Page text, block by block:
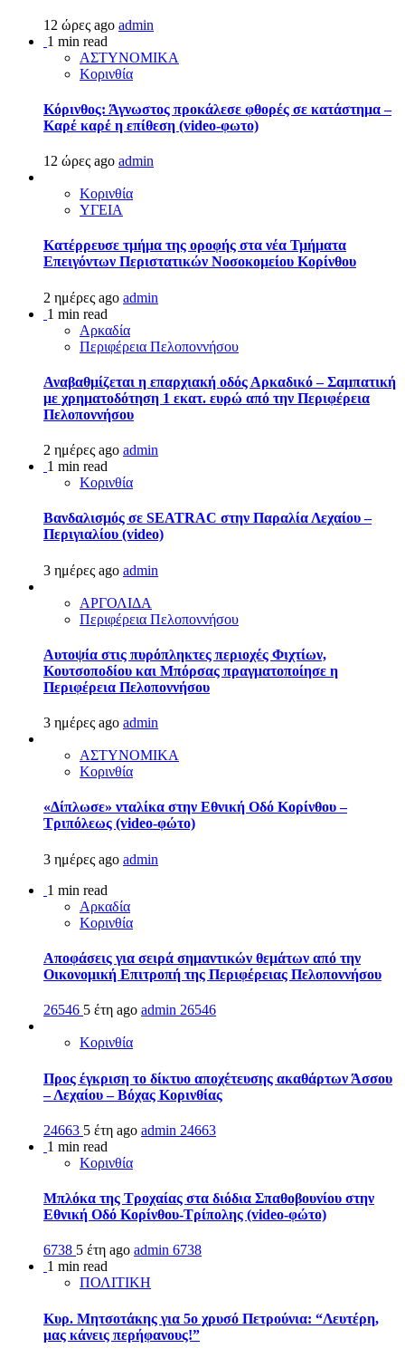
12 ώρες ago admin
1 min read
ΑΣΤΥΝΟΜΙΚΑ
Κορινθία
Κόρινθος: Άγνωστος προκάλεσε φθορές σε κατάστημα –
Καρέ καρέ η επίθεση (video-φωτο)
12 ώρες ago admin
Κορινθία
ΥΓΕΙΑ
Kατέρρευσε τμήμα της οροφής στα νέα Τμήματα
Επειγόντων Περιστατικών Νοσοκομείου Κορίνθου
2 ημέρες ago admin
1 min read
Αρκαδία
Περιφέρεια Πελοποννήσου
Αναβαθμίζεται η επαρχιακή οδός Αρκαδικό – Σαμπατική
με χρηματοδότηση 1 εκατ. ευρώ από την Περιφέρεια
Πελοποννήσου
2 ημέρες ago admin
1 min read
Κορινθία
Βανδαλισμός σε SEATRAC στην Παραλία Λεχαίου –
Περιγιαλίου (video)
3 ημέρες ago admin
ΑΡΓΟΛΙΔΑ
Περιφέρεια Πελοποννήσου
Αυτοψία στις πυρόπληκτες περιοχές Φιχτίων,
Κουτσοποδίου και Μπόρσας πραγματοποίησε η
Περιφέρεια Πελοποννήσου
3 ημέρες ago admin
ΑΣΤΥΝΟΜΙΚΑ
Κορινθία
«Δίπλωσε» νταλίκα στην Εθνική Oδό Κορίνθου –
Τριπόλεως (video-φώτο)
3 ημέρες ago admin
1 min read
Αρκαδία
Κορινθία
Αποφάσεις για σειρά σημαντικών θεμάτων από την
Οικονομική Επιτροπή της Περιφέρειας Πελοποννήσου
26546 5 έτη ago admin 26546
Κορινθία
Προς έγκριση το δίκτυο αποχέτευσης ακαθάρτων Άσσου
– Λεχαίου – Βόχας Κορινθίας
24663 5 έτη ago admin 24663
1 min read
Κορινθία
Μπλόκα της Τροχαίας στα διόδια Σπαθοβουνίου στην
Εθνική Οδό Κορίνθου-Τρίπολης (video-φώτο)
6738 5 έτη ago admin 6738
1 min read
ΠΟΛΙΤΙΚΗ
Κυρ. Μητσοτάκης για 5ο χρυσό Πετρούνια: “Λευτέρη,
μας κάνεις περήφανους!”